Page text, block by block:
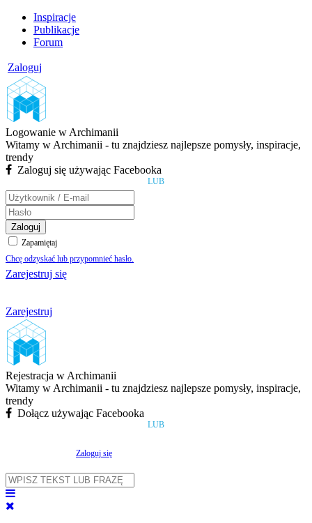
Inspiracje
Publikacje
Forum
Zaloguj
Logowanie w Archimanii
Witamy w Archimanii - tu znajdziesz najlepsze pomysły, inspiracje,
trendy
Zaloguj się używając Facebooka
LUB
Zaloguj
Zapamiętaj
Chcę odzyskać lub przypomnieć hasło.
Zarejestruj się
Zarejestruj
Rejestracja w Archimanii
Witamy w Archimanii - tu znajdziesz najlepsze pomysły, inspiracje,
trendy
Dołącz używając Facebooka
LUB
Zaloguj się